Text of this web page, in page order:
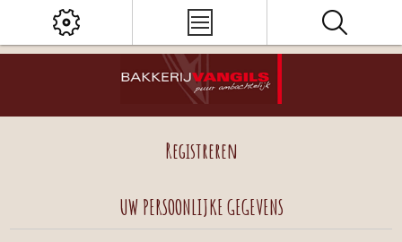
Registreren
UW PERSOONLIJKE GEGEVENS